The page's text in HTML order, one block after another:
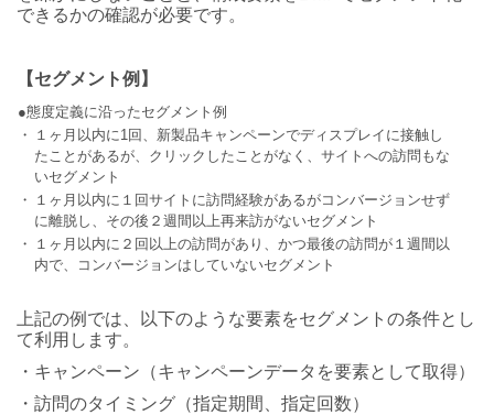
できるかの確認が必要です。
【セグメント例】
●態度定義に沿ったセグメント例
・
１ヶ月以内に1回、新製品キャンペーンでディスプレイに接触し
たことがあるが、クリックしたことがなく、サイトへの訪問もな
いセグメント
・
１ヶ月以内に１回サイトに訪問経験があるがコンバージョンせず
に離脱し、その後２週間以上再来訪がないセグメント
・
１ヶ月以内に２回以上の訪問があり、かつ最後の訪問が１週間以
内で、コンバージョンはしていないセグメント
上記の例では、以下のような要素をセグメントの条件とし
て利用します。
・キャンペーン（キャンペーンデータを要素として取得）
・訪問のタイミング（指定期間、指定回数）